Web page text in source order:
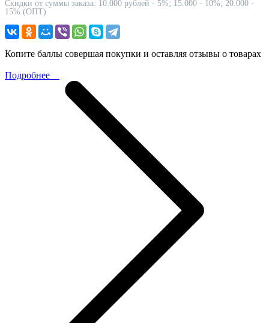
Скидки от суммы заказа: 10.000 рублей - 5%; 15.000 - 10%; 20.000 -
15% (ОПТ)
Копите баллы совершая покупки и оставляя отзывы о товарах
Подробнее